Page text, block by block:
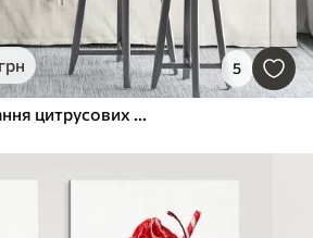
грн 5
Набір для приготування цитрусових коктейлів